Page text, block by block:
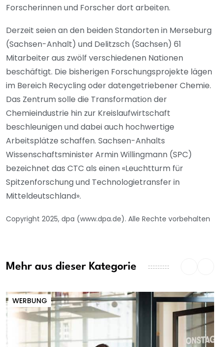
Forscherinnen und Forscher dort arbeiten.
Derzeit seien an den beiden Standorten in Merseburg
(Sachsen-Anhalt) und Delitzsch (Sachsen) 61
Mitarbeiter aus zwölf verschiedenen Nationen
beschäftigt. Die bisherigen Forschungsprojekte lägen
im Bereich Recycling oder datengetriebener Chemie.
Das Zentrum solle die Transformation der
Chemieindustrie hin zur Kreislaufwirtschaft
beschleunigen und dabei auch hochwertige
Arbeitsplätze schaffen. Sachsen-Anhalts
Wissenschaftsminister Armin Willingmann (SPC)
bezeichnet das CTC als einen «Leuchtturm für
Spitzenforschung und Technologietransfer in
Mitteldeutschland».
Copyright 2025, dpa (www.dpa.de). Alle Rechte vorbehalten
Mehr aus dieser Kategorie
WERBUNG